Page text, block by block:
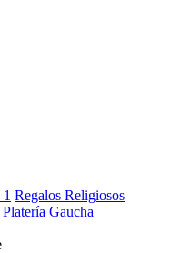
Regalos Religiosos
Platería Gaucha